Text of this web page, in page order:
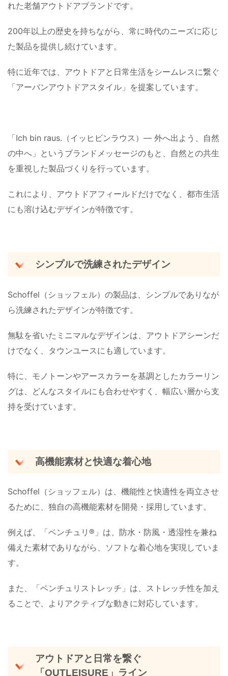
れた老舗アウトドアブランドです。
200年以上の歴史を持ちながら、常に時代のニーズに応じ
た製品を提供し続けています。
特に近年では、アウトドアと日常生活をシームレスに繋ぐ
「アーバンアウトドアスタイル」を提案しています。
「Ich bin raus.（イッヒビンラウス）— 外へ出よう、自然
の中へ」というブランドメッセージのもと、自然との共生
を重視した製品づくりを行っています。
これにより、アウトドアフィールドだけでなく、都市生活
にも溶け込むデザインが特徴です。
シンプルで洗練されたデザイン
Schoffel（ショッフェル）の製品は、シンプルでありなが
ら洗練されたデザインが特徴です。
無駄を省いたミニマルなデザインは、アウトドアシーンだ
けでなく、タウンユースにも適しています。
特に、モノトーンやアースカラーを基調としたカラーリン
グは、どんなスタイルにも合わせやすく、幅広い層から支
持を受けています。
高機能素材と快適な着心地
Schoffel（ショッフェル）は、機能性と快適性を両立させ
るために、独自の高機能素材を開発・採用しています。
例えば、「ベンチュリ®」は、防水・防風・透湿性を兼ね
備えた素材でありながら、ソフトな着心地を実現していま
す。
また、「ベンチュリストレッチ」は、ストレッチ性を加え
ることで、よりアクティブな動きに対応しています。
アウトドアと日常を繋ぐ
「OUTLEISURE」ライン